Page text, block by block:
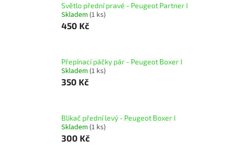
Světlo přední pravé - Peugeot Partner I
Skladem (1 ks)
450 Kč
Přepínací páčky pár - Peugeot Boxer I
Skladem (1 ks)
350 Kč
Blikač přední levý - Peugeot Boxer I
Skladem (1 ks)
300 Kč